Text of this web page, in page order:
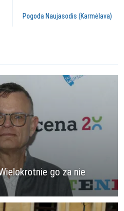
Pogoda Naujasodis (Karmėlava)
go za nie